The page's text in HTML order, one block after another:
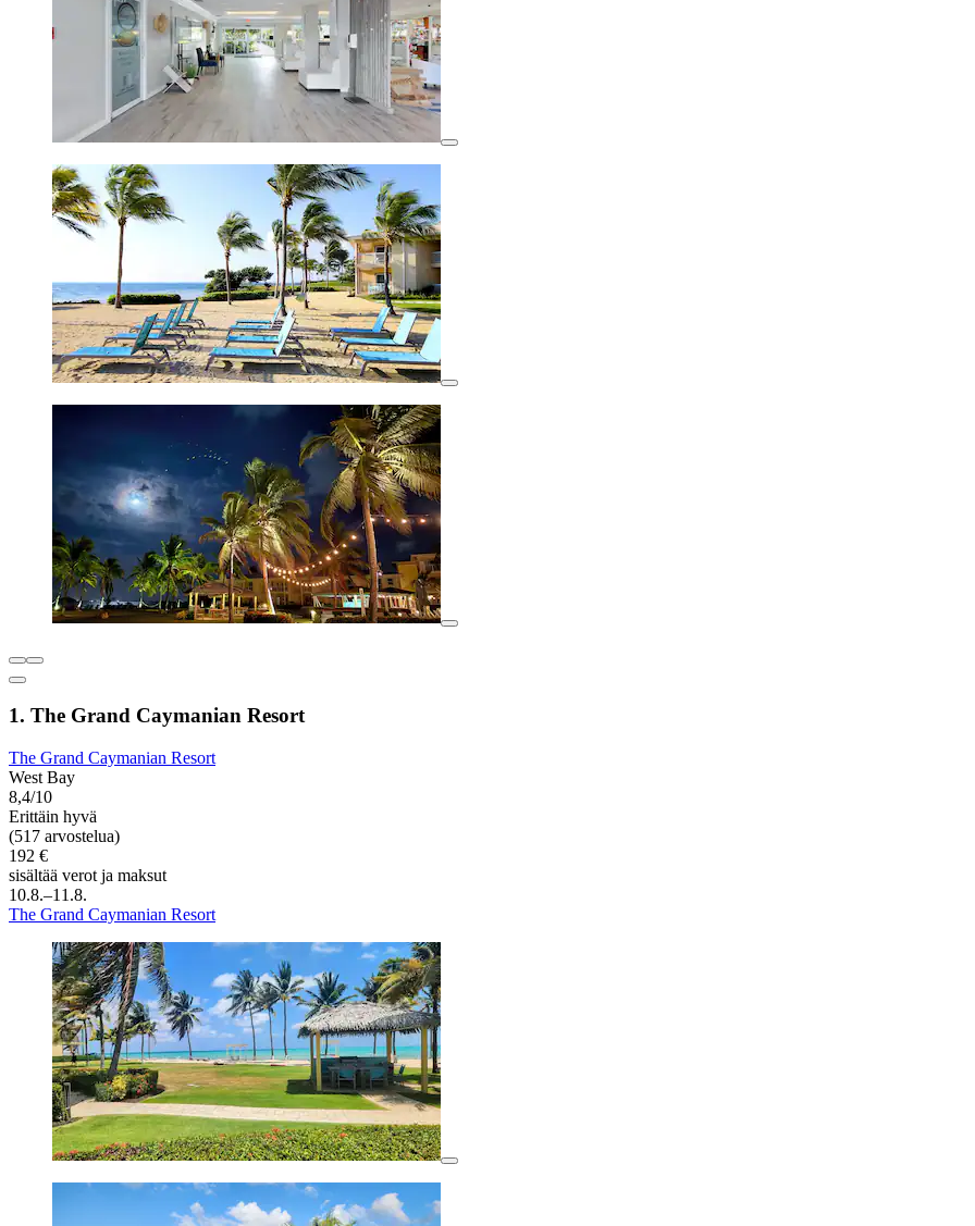
1. The Grand Caymanian Resort
The Grand Caymanian Resort
West Bay
8,4/10
Erittäin hyvä
(517 arvostelua)
192 €
sisältää verot ja maksut
10.8.–11.8.
The Grand Caymanian Resort